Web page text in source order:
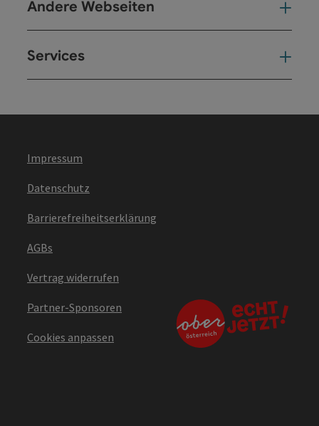
Andere Webseiten
Services
Impressum
Datenschutz
Barrierefreiheitserklärung
AGBs
Vertrag widerrufen
Partner-Sponsoren
Cookies anpassen